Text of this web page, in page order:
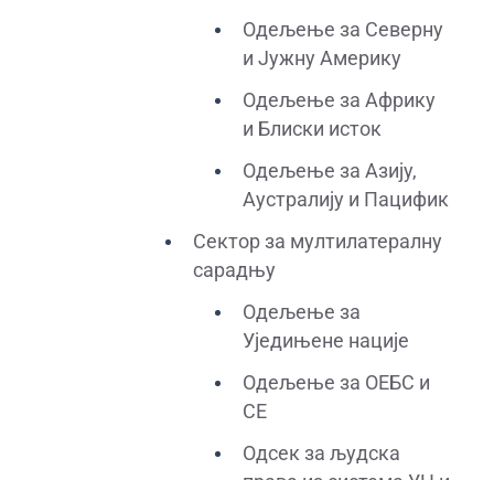
Одељење за Северну
и Јужну Америку
Одељење за Африку
и Блиски исток
Одељење за Азију,
Аустралију и Пацифик
Сектор за мултилатералну
сарадњу
Одељење за
Уједињене нације
Одељење за ОЕБС и
СЕ
Одсек за људска